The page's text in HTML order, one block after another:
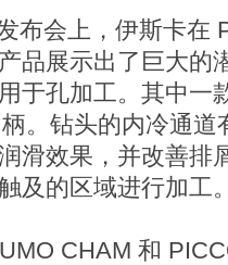
布会上，伊斯卡在
品展示出了巨大的
于孔加工。其中一
。钻头的内冷通
滑效果，并改善排
及的区域进行加工
CHAM 和